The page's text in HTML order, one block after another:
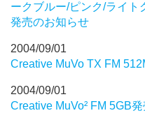
ークブルー/ピンク/ライト
発売のお知らせ
2004/09/01
Creative MuVo TX FM
2004/09/01
Creative MuVo² FM 5GB